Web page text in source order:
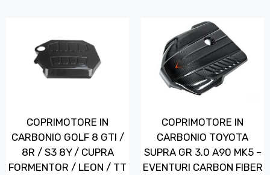
COPRIMOTORE IN
CARBONIO GOLF 8 GTI /
8R / S3 8Y / CUPRA
FORMENTOR / LEON / TT
COPRIMOTORE IN
CARBONIO TOYOTA
SUPRA GR 3.0 A90 MK5 –
EVENTURI CARBON FIBER